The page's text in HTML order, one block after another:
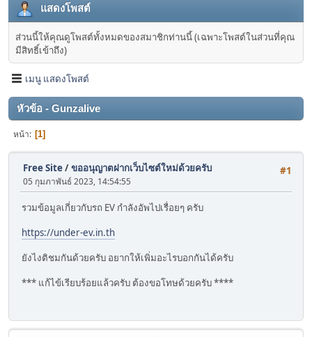
แสดงโพสต์
ส่วนนี้ให้คุณดูโพสต์ทั้งหมดของสมาชิกท่านนี้ (เฉพาะโพสต์ในส่วนที่คุณ
มีสิทธิ์เข้าถึง)
เมนู แสดงโพสต์
หัวข้อ - Gunzalive
หน้า 1
#1
Free Site/ขออนุญาตฝากเว็บไซต์ใหม่ด้วยครับ
05 กุมภาพันธ์ 2023, 14:54:55
รวมข้อมูลเกี่ยวกับรถ EV กำลังอัพไปเรื่อยๆ ครับ
https://under-ev.in.th
ยังไงติชมกันด้วยครับ อยากให้เพิ่มอะไรบอกกันได้ครับ
*** แก้ไข้เรียบร้อยแล้วครับ ต้องขอโทษด้วยครับ ****